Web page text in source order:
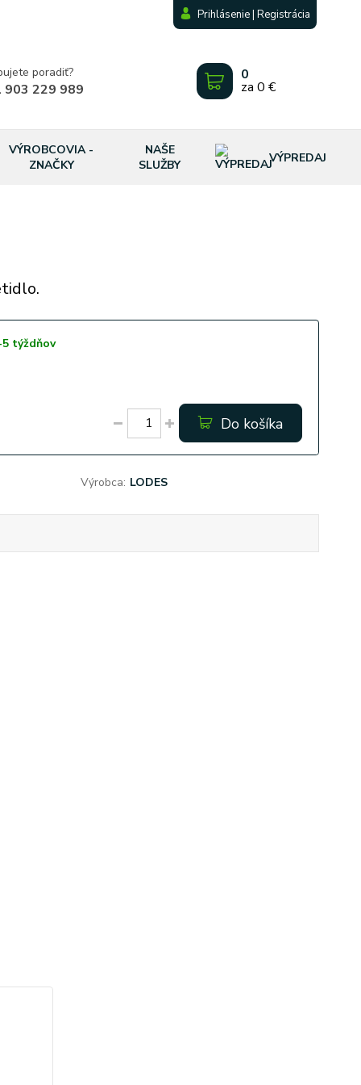
Prihlásenie | Registrácia
poradiť?
903 229 989
0
za 0 €
VÝROBCOVIA -
ZNAČKY
NAŠE
SLUŽBY
VÝPREDAJ
týždňov
Do košíka
Výrobca: LODES